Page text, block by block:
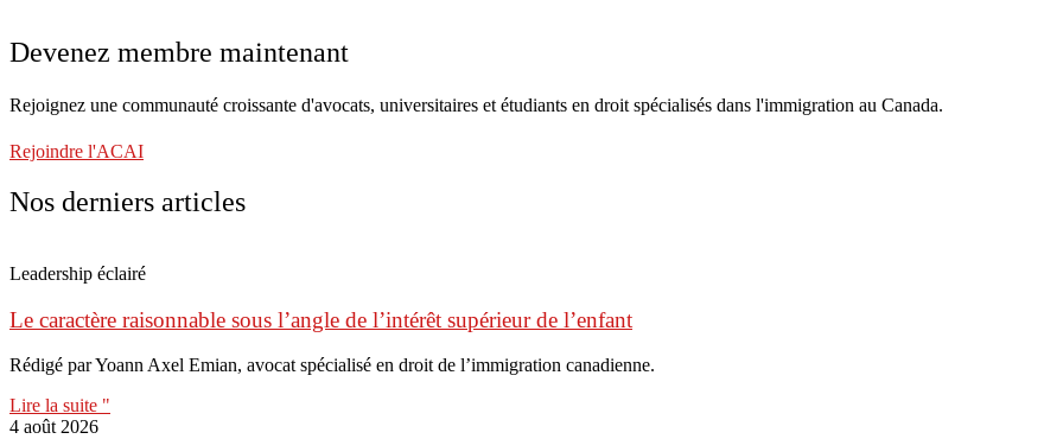
Devenez membre maintenant
Rejoignez une communauté croissante d'avocats, universitaires et étudiants en droit spécialisés dans l'immigration au Canada.
Rejoindre l'ACAI
Nos derniers articles
Leadership éclairé
Le caractère raisonnable sous l’angle de l’intérêt supérieur de l’enfant
Rédigé par Yoann Axel Emian, avocat spécialisé en droit de l’immigration canadienne.
Lire la suite "
4 août 2026